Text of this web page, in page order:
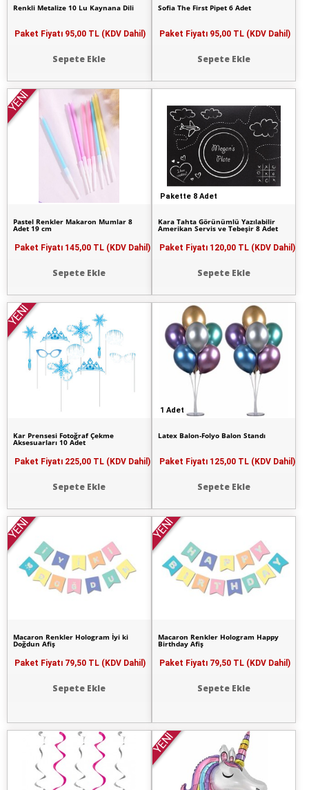
Renkli Metalize 10 Lu Kaynana Dili
Paket Fiyatı 95,00 TL (KDV Dahil)
Sepete Ekle
Sofia The First Pipet 6 Adet
Paket Fiyatı 95,00 TL (KDV Dahil)
Sepete Ekle
YENİ
Pastel Renkler Makaron Mumlar 8
Adet 19 cm
Paket Fiyatı 145,00 TL (KDV Dahil)
Sepete Ekle
Pakette 8 Adet
Kara Tahta Görünümlü Yazılabilir
Amerikan Servis ve Tebeşir 8 Adet
Paket Fiyatı 120,00 TL (KDV Dahil)
Sepete Ekle
YENİ
Kar Prensesi Fotoğraf Çekme
Aksesuarları 10 Adet
Paket Fiyatı 225,00 TL (KDV Dahil)
Sepete Ekle
1 Adet
Latex Balon-Folyo Balon Standı
Paket Fiyatı 125,00 TL (KDV Dahil)
Sepete Ekle
YENİ
Macaron Renkler Hologram İyi ki
Doğdun Afiş
Paket Fiyatı 79,50 TL (KDV Dahil)
Sepete Ekle
YENİ
Macaron Renkler Hologram Happy
Birthday Afiş
Paket Fiyatı 79,50 TL (KDV Dahil)
Sepete Ekle
YENİ